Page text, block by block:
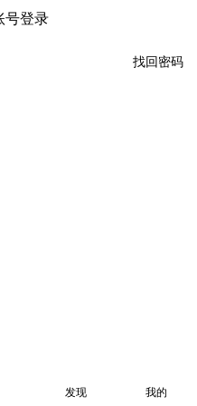
号登录
找回密码
发现 我的